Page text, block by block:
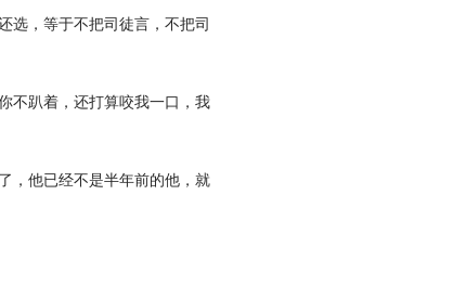
，等于不把司徒言，不把司
趴着，还打算咬我一口，我
他已经不是半年前的他，就